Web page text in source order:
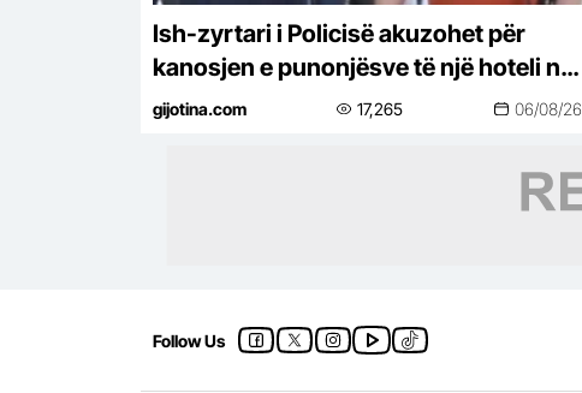
Ish-zyrtari i Policisë akuzohet për
kanosjen e punonjësve të një hoteli në
Dhërmi
gijotina.com 17,265 06/08/26
Follow Us